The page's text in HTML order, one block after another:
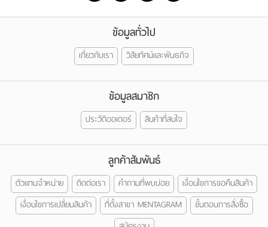
ข้อมูลทั่วไป
เกี่ยวกับเรา วิสัยทัศน์และพันธกิจ
ข้อมูลสมาชิก
ประวัติออเดอร์ สินค้าที่สนใจ
ลูกค้าสัมพันธ์
ตัวแทนจำหน่าย ติดต่อเรา คำถามที่พบบ่อย
เงื่อนไขการขอคืนสินค้า
เงื่อนไขการเปลี่ยนสินค้า
ที่ตั้งสาขา MENTAGRAM
ขั้นตอนการสั่งซื้อ